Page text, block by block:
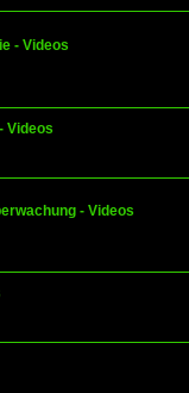
- Videos
Videos
- Videos